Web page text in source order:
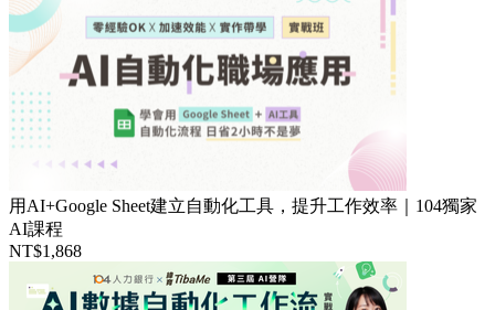
用AI+Google Sheet建立自動化工具，提升工作效率｜104獨家
AI課程
NT$1,868